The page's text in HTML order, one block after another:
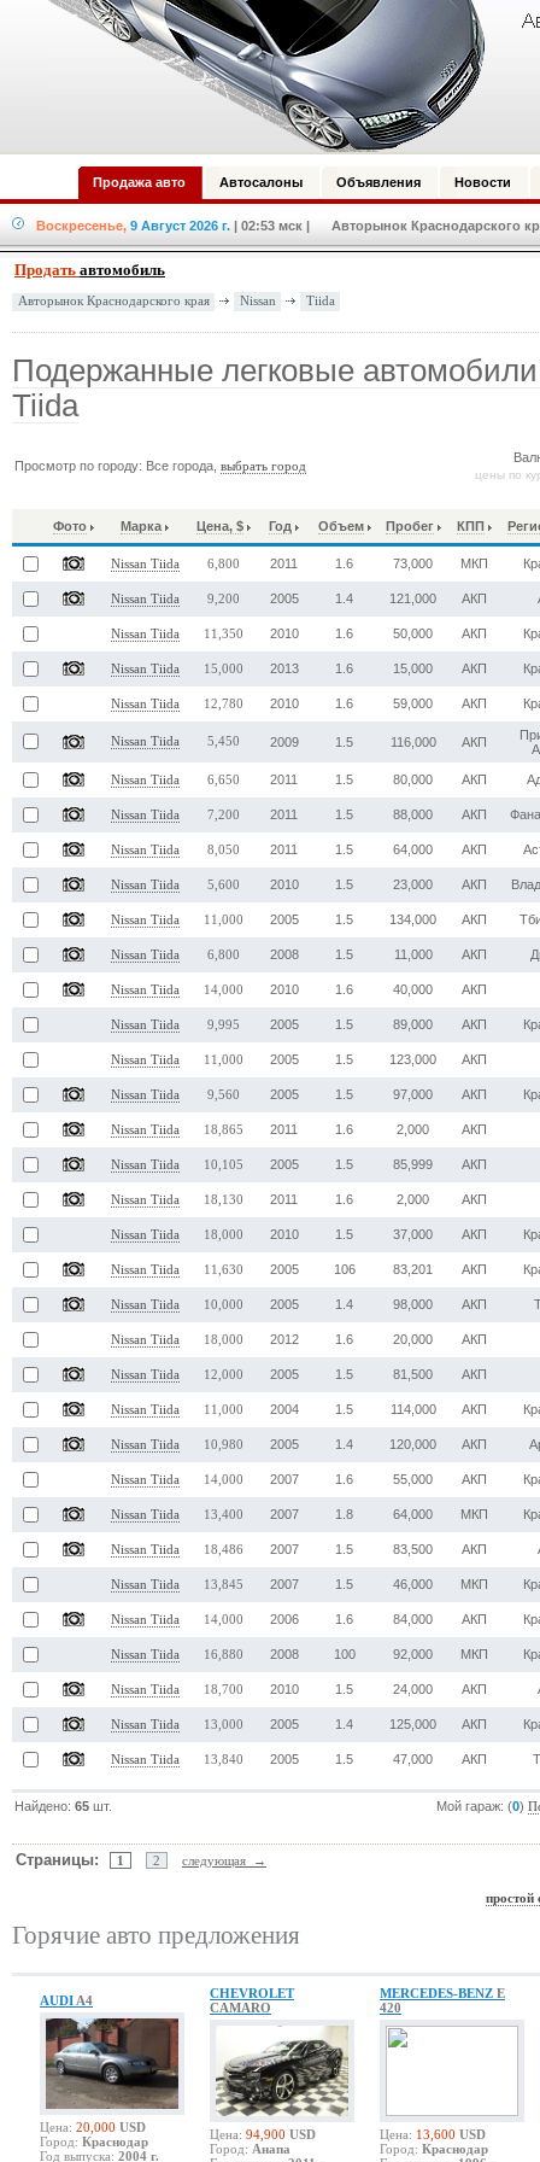
Продажа авто Автосалоны Объявления Новости
Воскресенье, 9 Август 2026 г. | 02:53 мск | Авторынок Краснодарского
Продать автомобиль
Авторынок Краснодарского края Nissan Tiida
Подержанные легковые
Tiida
Просмотр по городу: Все города,выбрать город
цены по
Фото Марка Цена, $ Год Объем Пробег КПП
Nissan Tiida 6,800 2011 1.6 73,000 МКП
Nissan Tiida 9,200 2005 1.4 121,000 АКП
Nissan Tiida 11,350 2010 1.6 50,000 АКП
Nissan Tiida 15,000 2013 1.6 15,000 АКП
Nissan Tiida 12,780 2010 1.6 59,000 АКП
Nissan Tiida 5,450 2009 1.5 116,000 АКП
Nissan Tiida 6,650 2011 1.5 80,000 АКП
Nissan Tiida 7,200 2011 1.5 88,000 АКП
Nissan Tiida 8,050 2011 1.5 64,000 АКП
Nissan Tiida 5,600 2010 1.5 23,000 АКП
Nissan Tiida 11,000 2005 1.5 134,000 АКП
Nissan Tiida 6,800 2008 1.5 11,000 АКП
Nissan Tiida 14,000 2010 1.6 40,000 АКП
Nissan Tiida 9,995 2005 1.5 89,000 АКП
Nissan Tiida 11,000 2005 1.5 123,000 АКП
Nissan Tiida 9,560 2005 1.5 97,000 АКП
Nissan Tiida 18,865 2011 1.6 2,000 АКП
Nissan Tiida 10,105 2005 1.5 85,999 АКП
Nissan Tiida 18,130 2011 1.6 2,000 АКП
Nissan Tiida 18,000 2010 1.5 37,000 АКП
Nissan Tiida 11,630 2005 106 83,201 АКП
Nissan Tiida 10,000 2005 1.4 98,000 АКП
Nissan Tiida 18,000 2012 1.6 20,000 АКП
Nissan Tiida 12,000 2005 1.5 81,500 АКП
Nissan Tiida 11,000 2004 1.5 114,000 АКП
Nissan Tiida 10,980 2005 1.4 120,000 АКП
Nissan Tiida 14,000 2007 1.6 55,000 АКП
Nissan Tiida 13,400 2007 1.8 64,000 МКП
Nissan Tiida 18,486 2007 1.5 83,500 АКП
Nissan Tiida 13,845 2007 1.5 46,000 МКП
Nissan Tiida 14,000 2006 1.6 84,000 АКП
Nissan Tiida 16,880 2008 100 92,000 МКП
Nissan Tiida 18,700 2010 1.5 24,000 АКП
Nissan Tiida 13,000 2005 1.4 125,000 АКП
Nissan Tiida 13,840 2005 1.5 47,000 АКП
Найдено:65 шт. Мой гараж: (0)
Страницы: 1 2 следующая →
простой
Горячие авто предложения
AUDI A4
Цена: 20,000 USD
Город: Краснодар
Год выпуска: 2004 г.
CHEVROLET
CAMARO
Цена: 94,900 USD
Город: Анапа
MERCEDES-BENZ E
420
Цена: 13,600 USD
Город: Краснодар